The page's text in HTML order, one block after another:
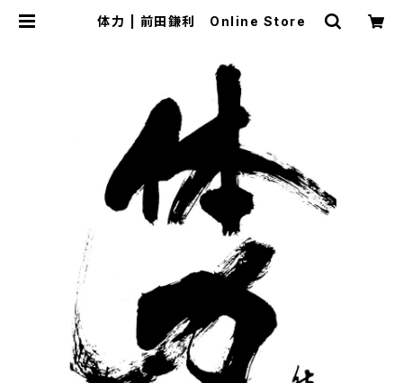
体力 | 前田鎌利 Online Store